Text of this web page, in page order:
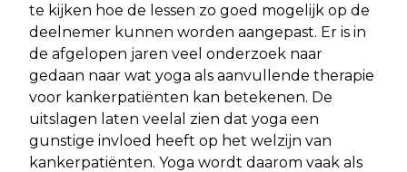
te kijken hoe de lessen zo goed mogelijk op de
deelnemer kunnen worden aangepast. Er is in
de afgelopen jaren veel onderzoek naar
gedaan naar wat yoga als aanvullende therapie
voor kankerpatiënten kan betekenen. De
uitslagen laten veelal zien dat yoga een
gunstige invloed heeft op het welzijn van
kankerpatiënten. Yoga wordt daarom vaak als